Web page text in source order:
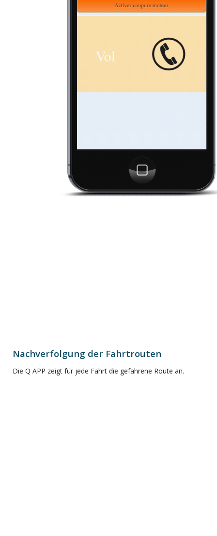
Nachverfolgung der Fahrtrouten
Die Q APP zeigt für jede Fahrt die gefahrene Route an.